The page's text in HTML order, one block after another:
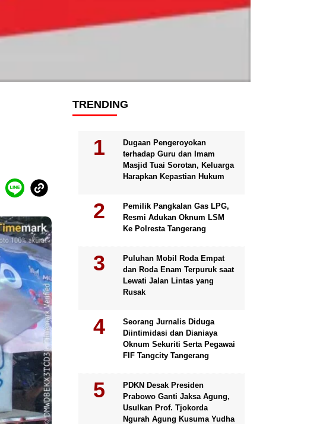
TRENDING
Dugaan Pengeroyokan
terhadap Guru dan Imam
Masjid Tuai Sorotan, Keluarga
Harapkan Kepastian Hukum
Pemilik Pangkalan Gas LPG,
Resmi Adukan Oknum LSM
Ke Polresta Tangerang
Puluhan Mobil Roda Empat
dan Roda Enam Terpuruk saat
Lewati Jalan Lintas yang
Rusak
Seorang Jurnalis Diduga
Diintimidasi dan Dianiaya
Oknum Sekuriti Serta Pegawai
FIF Tangcity Tangerang
PDKN Desak Presiden
Prabowo Ganti Jaksa Agung,
Usulkan Prof. Tjokorda
Ngurah Agung Kusuma Yudha